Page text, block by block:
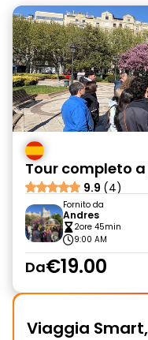
Tour completo
9.9 (4)
Fornito da
Andres
2ore 45min
9:00 AM
Da€19.00
Viaggia